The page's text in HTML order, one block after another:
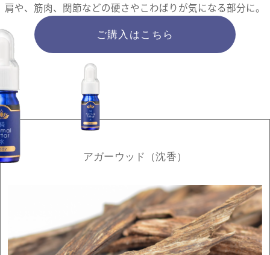
肩や、筋肉、関節などの硬さやこわばりが気になる部分に。
ご購入はこちら
アガーウッド（沈香）